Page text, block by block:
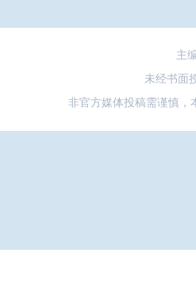
主
未经书面
非官方媒体投稿需谨慎，